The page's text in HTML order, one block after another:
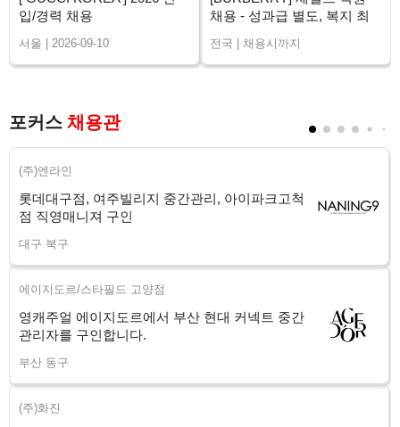
입/경력 채용
서울 | 2026-09-10
채용 - 성과급 별도, 복지 최
전국 | 채용시까지
포커스 채용관
(주)엔라인
롯데대구점, 여주빌리지 중간관리, 아이파크고척
점 직영매니져 구인
대구 북구
에이지도르/스타필드 고양점
영캐주얼 에이지도르에서 부산 현대 커넥트 중간
관리자를 구인합니다.
부산 동구
(주)화진